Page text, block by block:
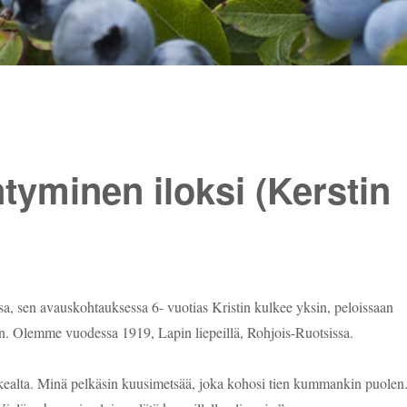
iloksi (Kerstin
sen avauskohtauksessa 6- vuotias Kristin kulkee yksin, peloissaan
Olemme vuodessa 1919, Lapin liepeillä, Rohjois-Ruotsissa.
Minä pelkäsin kuusimetsää, joka kohosi tien kummankin